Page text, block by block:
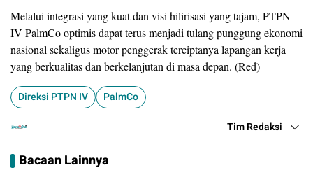
Melalui integrasi yang kuat dan visi hilirisasi yang tajam, PTPN
IV PalmCo optimis dapat terus menjadi tulang punggung ekonomi
nasional sekaligus motor penggerak terciptanya lapangan kerja
yang berkualitas dan berkelanjutan di masa depan. (Red)
Direksi PTPN IV PalmCo
Tim Redaksi
Bacaan Lainnya